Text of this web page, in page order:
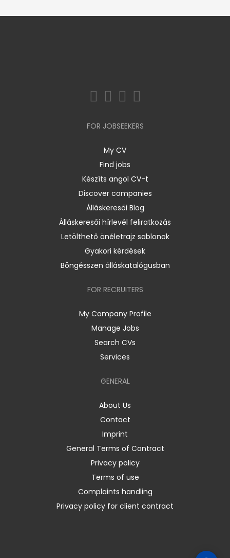
FOR JOBSEEKERS
My CV
Find jobs
Készíts angol CV-t
Discover companies
Álláskeresői Blog
Álláskeresői hírlevél feliratkozás
Letölthető önéletrajz sablonok
Gyakori kérdések
Böngésszen álláskatalógusban
FOR RECRUITERS
My Company Profile
Manage Jobs
Search CVs
Services
GENERAL
About Us
Contact
Imprint
General Terms of Contract
Privacy policy
Terms of use
Complaints handling
Privacy policy for client contract